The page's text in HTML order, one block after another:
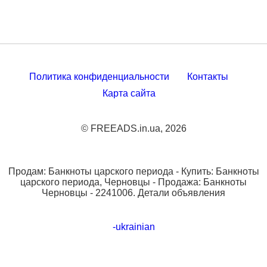
Политика конфиденциальности
Контакты
Карта сайта
© FREEADS.in.ua, 2026
Продам: Банкноты царского периода - Купить: Банкноты
царского периода, Черновцы - Продажа: Банкноты
Черновцы - 2241006. Детали объявления
-ukrainian